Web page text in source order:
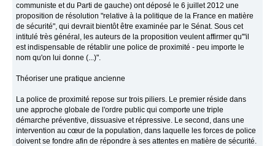
communiste et du Parti de gauche) ont déposé le 6 juillet 2012 une
proposition de résolution "relative à la politique de la France en matière
de sécurité", qui devrait bientôt être examinée par le Sénat. Sous cet
intitulé très général, les auteurs de la proposition veulent affirmer qu'"il
est indispensable de rétablir une police de proximité - peu importe le
nom qu'on lui donne (...)".
Théoriser une pratique ancienne
La police de proximité repose sur trois piliers. Le premier réside dans
une approche globale de l'ordre public qui comporte une triple
démarche préventive, dissuasive et répressive. Le second, dans une
intervention au cœur de la population, dans laquelle les forces de police
doivent se fondre afin de répondre à ses attentes en matière de sécurité.